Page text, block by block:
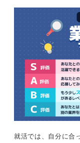
就活では、自分に合